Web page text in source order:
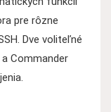
pre rôzne
Dve voliteľné
Commander